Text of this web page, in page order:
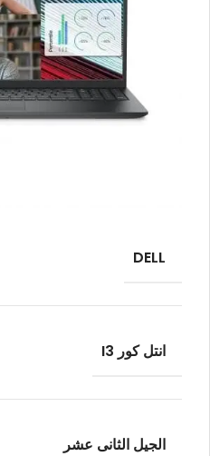
انتل كور I3
الجيل الثانى عشر